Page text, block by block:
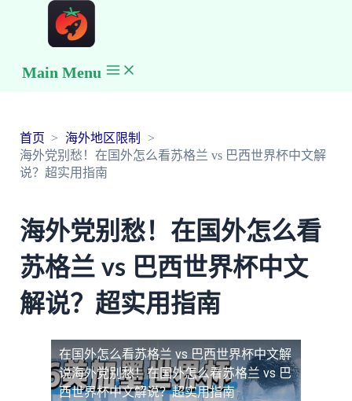
Main Menu
首页
海外地区限制
海外党别愁！在国外怎么看苏格兰 vs 巴西世界杯中文解
说？超实用指南
海外党别愁！在国外怎么看
苏格兰 vs 巴西世界杯中文
解说？超实用指南
在国外怎么看苏格兰 vs 巴西世界杯中文解
说海外党别愁！在国外怎么看苏格兰 vs 巴
西世界杯中文解说？超实用指南